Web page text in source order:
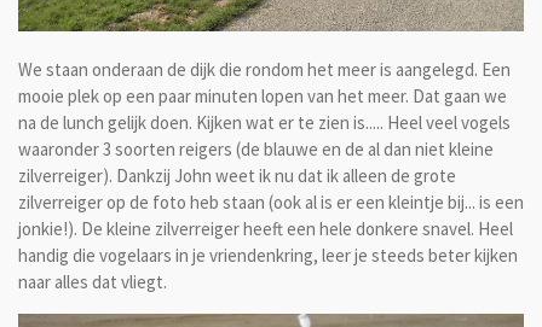
We staan onderaan de dijk die rondom het meer is aangelegd. Een
mooie plek op een paar minuten lopen van het meer. Dat gaan we
na de lunch gelijk doen. Kijken wat er te zien is..... Heel veel vogels
waaronder 3 soorten reigers (de blauwe en de al dan niet kleine
zilverreiger). Dankzij John weet ik nu dat ik alleen de grote
zilverreiger op de foto heb staan (ook al is er een kleintje bij... is een
jonkie!). De kleine zilverreiger heeft een hele donkere snavel. Heel
handig die vogelaars in je vriendenkring, leer je steeds beter kijken
naar alles dat vliegt.